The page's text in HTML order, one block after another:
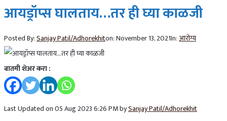
आयड्रॉप्स घालताय…तर ही घ्या काळजी
Posted By:Sanjay Patil/Adhorekhiton:November 13, 2021In:आरोग्य
बातमी शेअर करा :
Last Updated on 05 Aug 2023 6:26 PM bySanjay Patil/Adhorekhit